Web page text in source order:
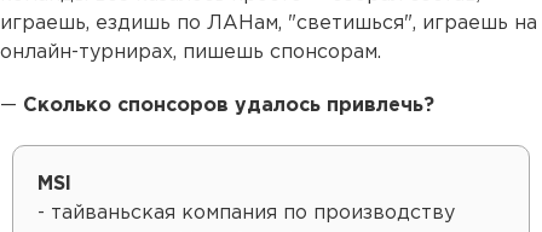
играешь, ездишь по ЛАНам, "светишься", играешь на
онлайн-турнирах, пишешь спонсорам.
— Сколько спонсоров удалось привлечь?
MSI
- тайваньская компания по производству